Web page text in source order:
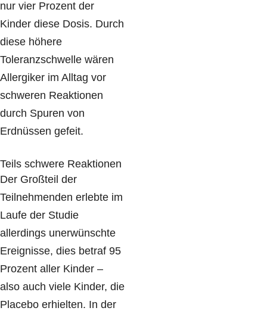
nur vier Prozent der
Kinder diese Dosis. Durch
diese höhere
Toleranzschwelle wären
Allergiker im Alltag vor
schweren Reaktionen
durch Spuren von
Erdnüssen gefeit.
Teils schwere Reaktionen
Der Großteil der
Teilnehmenden erlebte im
Laufe der Studie
allerdings unerwünschte
Ereignisse, dies betraf 95
Prozent aller Kinder –
also auch viele Kinder, die
Placebo erhielten. In der